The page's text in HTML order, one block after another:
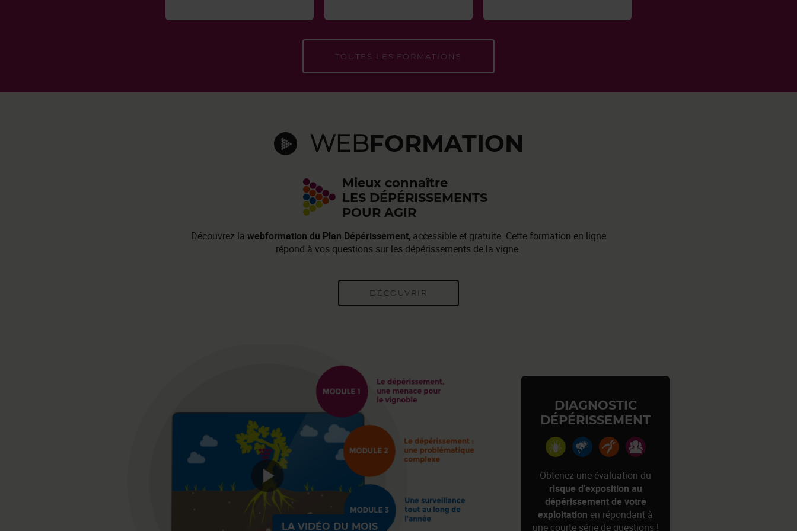
TOUTES LES FORMATIONS
WEBFORMATION
Mieux connaître
LES DÉPÉRISSEMENTS
POUR AGIR
Découvrez la webformation du Plan Dépérissement, accessible et gratuite. Cette formation en ligne
répond à vos questions sur les dépérissements de la vigne.
DÉCOUVRIR
DIAGNOSTIC
DÉPÉRISSEMENT
Obtenez une évaluation du
risque d’exposition au
dépérissement de votre
exploitation en répondant à
une courte série de questions !
LA VIDÉO DU MOIS